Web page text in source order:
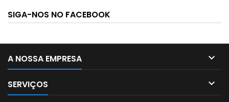
SIGA-NOS NO FACEBOOK
A NOSSA EMPRESA 
SERVIÇOS 